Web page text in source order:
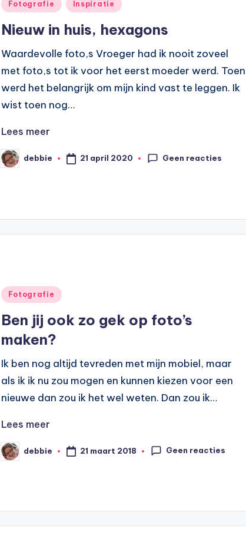
Fotografie Inspiratie
Nieuw in huis, hexagons
Waardevolle foto,s Vroeger had ik nooit zoveel
met foto,s tot ik voor het eerst moeder werd. Toen
werd het belangrijk om mijn kind vast te leggen. Ik
wist toen nog…
Lees meer
Geplaatst
door
debbie 21 april 2020 Geen reacties
Geplaatst
Fotografie
Ben jij ook zo gek op foto’s
maken?
Ik ben nog altijd tevreden met mijn mobiel, maar
als ik ik nu zou mogen en kunnen kiezen voor een
nieuwe dan zou ik het wel weten. Dan zou ik…
Lees meer
Geplaatst
door
debbie 21 maart 2018 Geen reacties